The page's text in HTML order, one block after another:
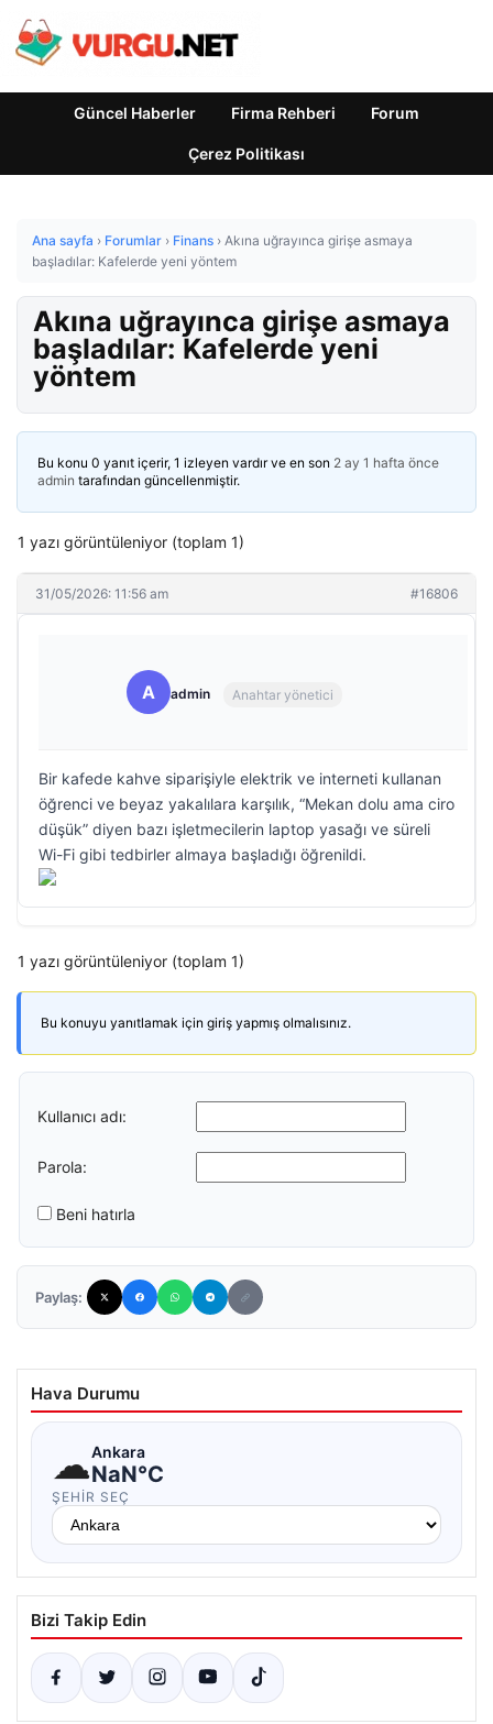
Güncel Haberler Firma Rehberi Forum
Çerez Politikası
Ana sayfa › Forumlar › Finans › Akına uğrayınca girişe asmaya
başladılar: Kafelerde yeni yöntem
Akına uğrayınca girişe asmaya
başladılar: Kafelerde yeni
yöntem
Bu konu 0 yanıt içerir, 1 izleyen vardır ve en son 2 ay 1 hafta önce
admin tarafından güncellenmiştir.
1 yazı görüntüleniyor (toplam 1)
31/05/2026: 11:56 am #16806
A admin Anahtar yönetici
Bir kafede kahve siparişiyle elektrik ve interneti kullanan
öğrenci ve beyaz yakalılara karşılık, “Mekan dolu ama ciro
düşük” diyen bazı işletmecilerin laptop yasağı ve süreli
Wi-Fi gibi tedbirler almaya başladığı öğrenildi.
1 yazı görüntüleniyor (toplam 1)
Bu konuyu yanıtlamak için giriş yapmış olmalısınız.
Kullanıcı adı:
Parola:
Beni hatırla
Paylaş:
Hava Durumu
☁Ankara
NaN°C
ŞEHIR SEÇ
Bizi Takip Edin